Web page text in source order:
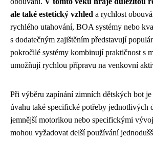
ale také estetický vzhled a rychlost
rychlého utahování, BOA systémy nebo
s dodatečným zajištěním představují
pokročilé systémy kombinují praktičnost s
umožňují rychlou přípravu na venkovní
Při výběru zapínání zimních dětských bot
úvahu také specifické potřeby jednotlivých
jemnější motorikou nebo specifickými
mohou vyžadovat delší používání